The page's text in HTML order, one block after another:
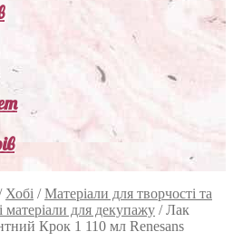
Хобі /Матеріали для творчості та
матеріали для декупажу /Лак
Крок 1 110 мл Renesans